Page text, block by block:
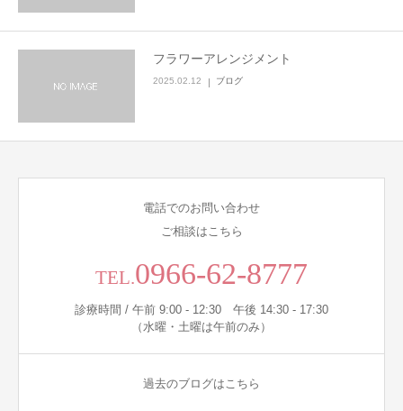
フラワーアレンジメント
2025.02.12 ブログ
電話でのお問い合わせ
ご相談はこちら
TEL.0966-62-8777
診療時間 / 午前 9:00 - 12:30 午後 14:30 - 17:30
（水曜・土曜は午前のみ）
過去のブログはこちら